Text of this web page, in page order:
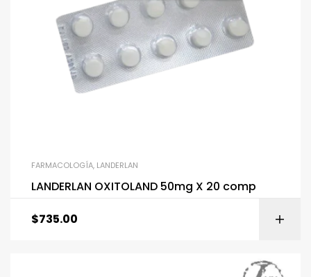
FARMACOLOGÍA, LANDERLAN
LANDERLAN OXITOLAND 50mg X 20 comp
$735.00